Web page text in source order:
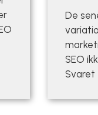
De
SEO
Svaret